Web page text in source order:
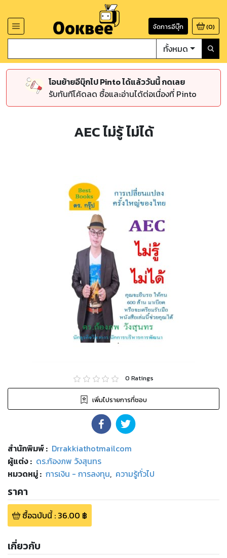
จัดการอีบุ๊ก (0)
ทั้งหมด
โอนย้ายอีบุ๊กไป Pinto ได้แล้ววันนี้ กดเลย
รับทันทีโค้ดลด ซื้อและอ่านได้ต่อเนื่องที่ Pinto
AEC ไม่รู้ ไม่ได้
0 Ratings
เพิ่มไปรายการที่ชอบ
สำนักพิมพ์: Drrakkiathotmailcom
ผู้แต่ง : ดร.ก้องภพ วังสุนทร
หมวดหมู่: การเงิน - การลงทุน, ความรู้ทั่วไป
ราคา
ซื้อฉบับนี้: 36.00 ฿
เกี่ยวกับ